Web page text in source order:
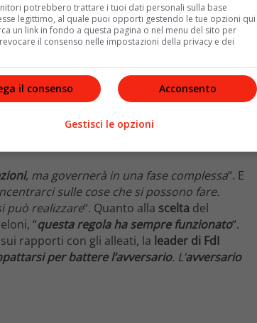
, ma governerà in una fase complessa“. E
sulle cose che si possono fare.
può realizzare“. Quanto alla scelta del
“questa regola ha sempre funzionato“.
sui rapporti con gli alleati, la leader di FdI
per battere l’avversario. L’avversario
potrebbero trattare i tuoi dati personali sulla base
legittimo, al quale puoi opporti gestendo le tue opzioni qui
un link in fondo a questa pagina o nel menu del sito per
il consenso nelle impostazioni della privacy e dei
Acconsento
il consenso
Gestisci le opzioni